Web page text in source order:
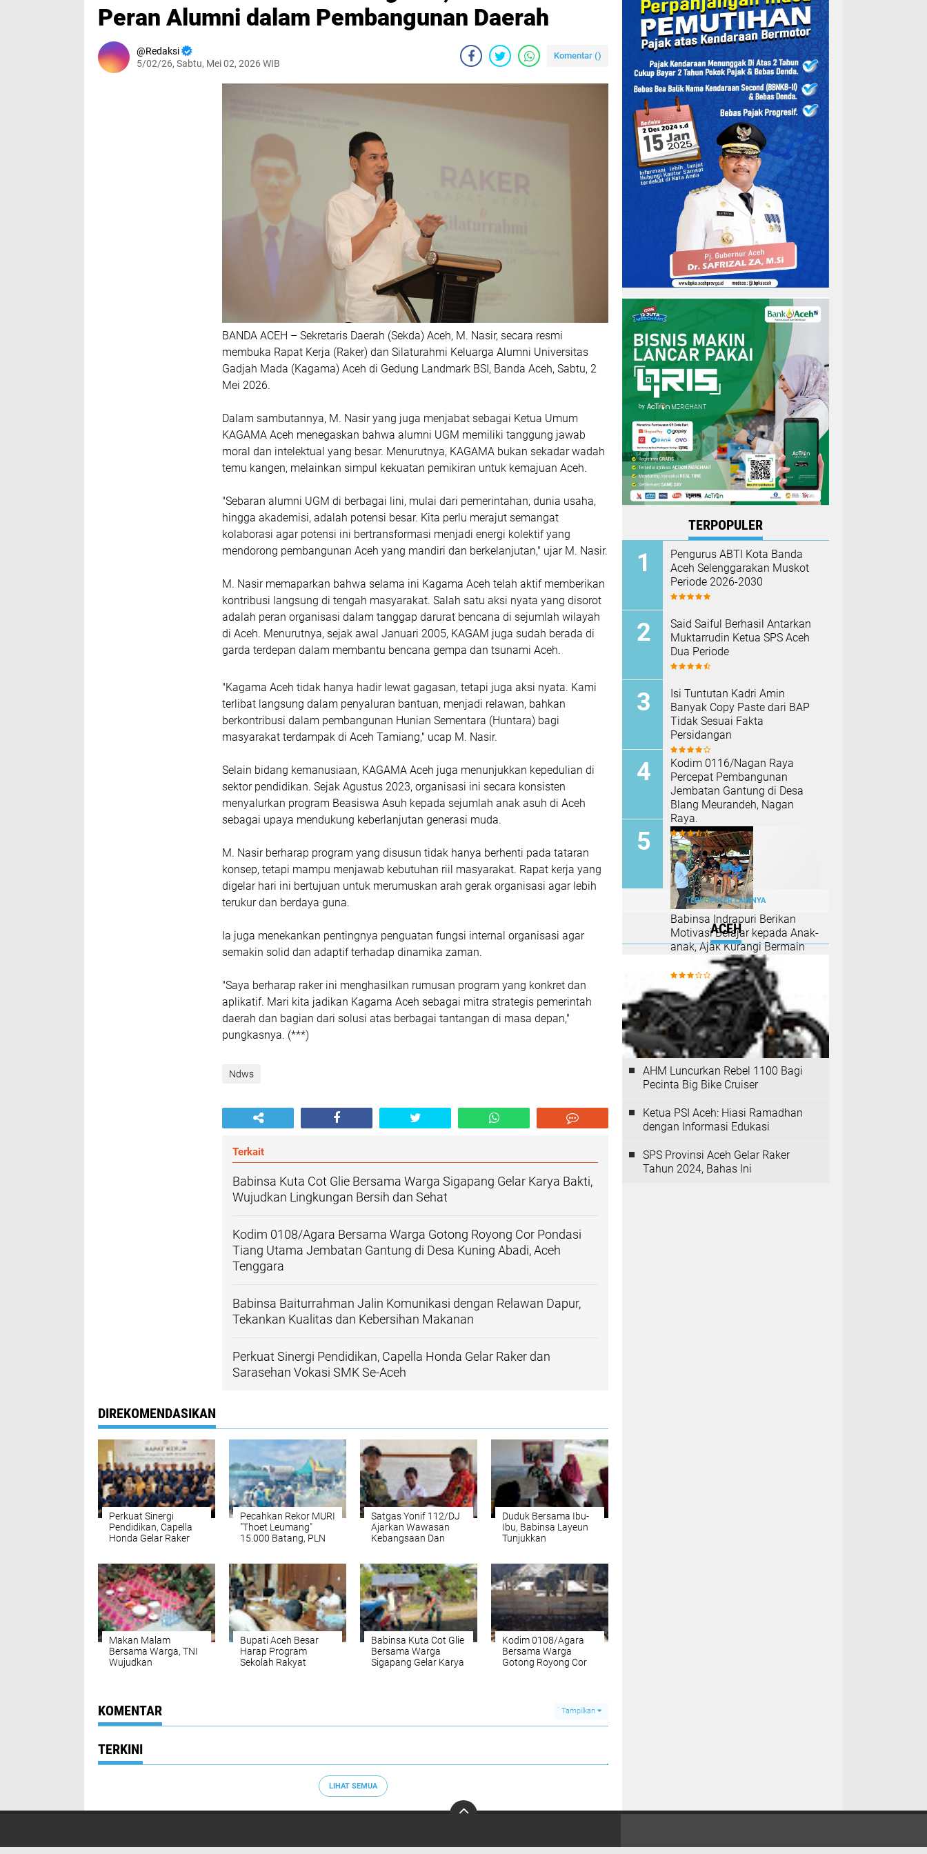
Peran Alumni dalam Pembangunan Daerah
Redaksi
5/02/26, Sabtu, Mei 02, 2026 WIB
Komentar ()
BANDA ACEH – Sekretaris Daerah (Sekda) Aceh, M. Nasir, secara resmi
membuka Rapat Kerja (Raker) dan Silaturahmi Keluarga Alumni Universitas
Gadjah Mada (Kagama) Aceh di Gedung Landmark BSI, Banda Aceh, Sabtu, 2
Mei 2026.
Dalam sambutannya, M. Nasir yang juga menjabat sebagai Ketua Umum
KAGAMA Aceh menegaskan bahwa alumni UGM memiliki tanggung jawab
moral dan intelektual yang besar. Menurutnya, KAGAMA bukan sekadar wadah
temu kangen, melainkan simpul kekuatan pemikiran untuk kemajuan Aceh.
"Sebaran alumni UGM di berbagai lini, mulai dari pemerintahan, dunia usaha,
hingga akademisi, adalah potensi besar. Kita perlu merajut semangat
kolaborasi agar potensi ini bertransformasi menjadi energi kolektif yang
mendorong pembangunan Aceh yang mandiri dan berkelanjutan," ujar M. Nasir.
M. Nasir memaparkan bahwa selama ini Kagama Aceh telah aktif memberikan
kontribusi langsung di tengah masyarakat. Salah satu aksi nyata yang disorot
adalah peran organisasi dalam tanggap darurat bencana di sejumlah wilayah
di Aceh. Menurutnya, sejak awal Januari 2005, KAGAM juga sudah berada di
garda terdepan dalam membantu bencana gempa dan tsunami Aceh.
"Kagama Aceh tidak hanya hadir lewat gagasan, tetapi juga aksi nyata. Kami
terlibat langsung dalam penyaluran bantuan, menjadi relawan, bahkan
berkontribusi dalam pembangunan Hunian Sementara (Huntara) bagi
masyarakat terdampak di Aceh Tamiang," ucap M. Nasir.
Selain bidang kemanusiaan, KAGAMA Aceh juga menunjukkan kepedulian di
sektor pendidikan. Sejak Agustus 2023, organisasi ini secara konsisten
menyalurkan program Beasiswa Asuh kepada sejumlah anak asuh di Aceh
sebagai upaya mendukung keberlanjutan generasi muda.
M. Nasir berharap program yang disusun tidak hanya berhenti pada tataran
konsep, tetapi mampu menjawab kebutuhan riil masyarakat. Rapat kerja yang
digelar hari ini bertujuan untuk merumuskan arah gerak organisasi agar lebih
terukur dan berdaya guna.
Ia juga menekankan pentingnya penguatan fungsi internal organisasi agar
semakin solid dan adaptif terhadap dinamika zaman.
"Saya berharap raker ini menghasilkan rumusan program yang konkret dan
aplikatif. Mari kita jadikan Kagama Aceh sebagai mitra strategis pemerintah
daerah dan bagian dari solusi atas berbagai tantangan di masa depan,"
pungkasnya. (***)
Ndws
Terkait
Babinsa Kuta Cot Glie Bersama Warga Sigapang Gelar Karya Bakti,
Wujudkan Lingkungan Bersih dan Sehat
Kodim 0108/Agara Bersama Warga Gotong Royong Cor Pondasi
Tiang Utama Jembatan Gantung di Desa Kuning Abadi, Aceh
Tenggara
Babinsa Baiturrahman Jalin Komunikasi dengan Relawan Dapur,
Tekankan Kualitas dan Kebersihan Makanan
Perkuat Sinergi Pendidikan, Capella Honda Gelar Raker dan
Sarasehan Vokasi SMK Se-Aceh
DIREKOMENDASIKAN
Perkuat Sinergi
Pendidikan, Capella
Honda Gelar Raker
Pecahkan Rekor MURI
"Thoet Leumang"
15.000 Batang, PLN
Pelestarian Budaya
Nusantara di Aceh
Satgas Yonif 112/DJ
Ajarkan Wawasan
Kebangsaan Dan
Duduk Bersama Ibu-
Ibu, Babinsa Layeun
Tunjukkan
Makan Malam
Bersama Warga, TNI
Wujudkan
Bupati Aceh Besar
Harap Program
Sekolah Rakyat
Babinsa Kuta Cot Glie
Bersama Warga
Sigapang Gelar Karya
Kodim 0108/Agara
Bersama Warga
Gotong Royong Cor
Aceh Tenggara
KOMENTAR Tampilkan
TERKINI
LIHAT SEMUA
TERPOPULER
Pengurus ABTI Kota Banda
Aceh Selenggarakan Muskot
Periode 2026-2030
Said Saiful Berhasil Antarkan
Muktarrudin Ketua SPS Aceh
Dua Periode
Isi Tuntutan Kadri Amin
Banyak Copy Paste dari BAP
Tidak Sesuai Fakta
Persidangan
Kodim 0116/Nagan Raya
Percepat Pembangunan
Jembatan Gantung di Desa
Blang Meurandeh, Nagan
Raya.
Babinsa Indrapuri Berikan
Motivasi Belajar kepada Anak-
anak, Ajak Kurangi Bermain
Game Mobile
TERPOPULER LAINNYA
ACEH
AHM Luncurkan Rebel 1100 Bagi
Pecinta Big Bike Cruiser
Ketua PSI Aceh: Hiasi Ramadhan
dengan Informasi Edukasi
SPS Provinsi Aceh Gelar Raker
Tahun 2024, Bahas Ini